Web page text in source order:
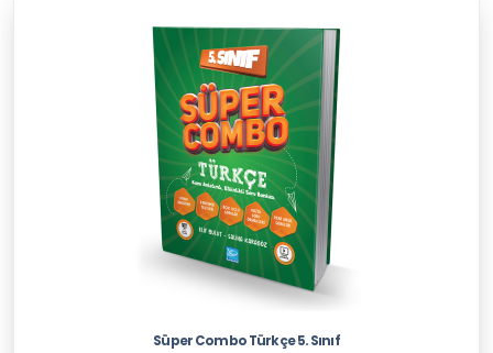
Süper Combo Türkçe 5. Sınıf